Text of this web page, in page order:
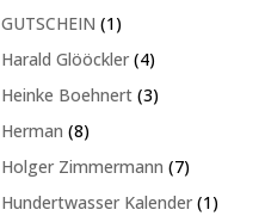
GUTSCHEIN 11
Produkt
Harald Glööckler 44
Produkte
Heinke Boehnert 33
Herman 88
Holger Zimmermann 77
Produkte
Hundertwasser Kalender 11